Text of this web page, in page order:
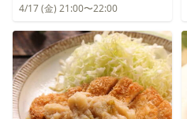
4/17 (金) 21:00〜22:00